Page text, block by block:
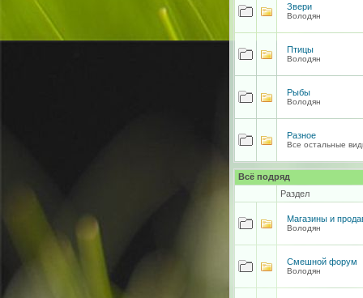
Звери
Володян
Птицы
Володян
Рыбы
Володян
Разное
Все остальные
Всё подряд
Раздел
Магазины и
Володян
Смешной форум
Володян